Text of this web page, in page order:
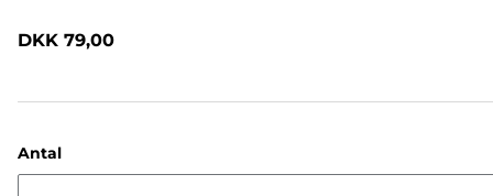
DKK 79,00
Antal